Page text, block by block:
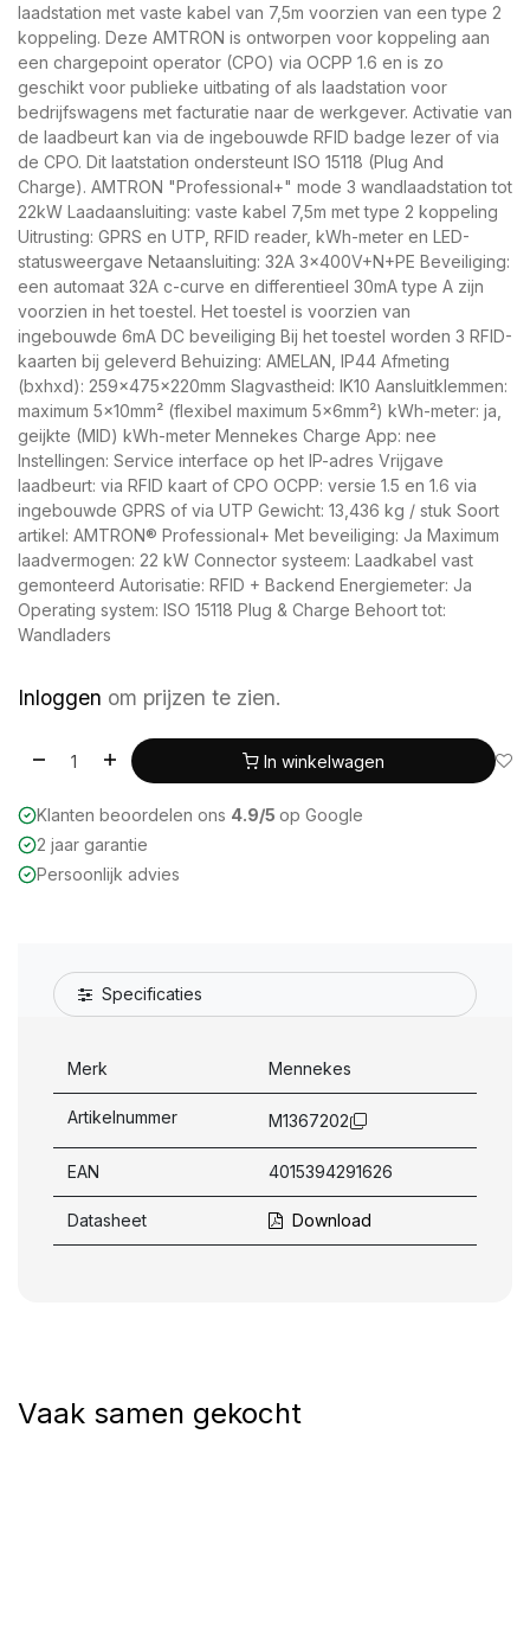
laadstation met vaste kabel van 7,5m voorzien van een type 2
koppeling. Deze AMTRON is ontworpen voor koppeling aan
een chargepoint operator (CPO) via OCPP 1.6 en is zo
geschikt voor publieke uitbating of als laadstation voor
bedrijfswagens met facturatie naar de werkgever. Activatie van
de laadbeurt kan via de ingebouwde RFID badge lezer of via
de CPO. Dit laatstation ondersteunt ISO 15118 (Plug And
Charge). AMTRON "Professional+" mode 3 wandlaadstation tot
22kW Laadaansluiting: vaste kabel 7,5m met type 2 koppeling
Uitrusting: GPRS en UTP, RFID reader, kWh-meter en LED-
statusweergave Netaansluiting: 32A 3x400V+N+PE Beveiliging:
een automaat 32A c-curve en differentieel 30mA type A zijn
voorzien in het toestel. Het toestel is voorzien van
ingebouwde 6mA DC beveiliging Bij het toestel worden 3 RFID-
kaarten bij geleverd Behuizing: AMELAN, IP44 Afmeting
(bxhxd): 259x475x220mm Slagvastheid: IK10 Aansluitklemmen:
maximum 5x10mm² (flexibel maximum 5x6mm²) kWh-meter: ja,
geijkte (MID) kWh-meter Mennekes Charge App: nee
Instellingen: Service interface op het IP-adres Vrijgave
laadbeurt: via RFID kaart of CPO OCPP: versie 1.5 en 1.6 via
ingebouwde GPRS of via UTP Gewicht: 13,436 kg / stuk Soort
artikel: AMTRON® Professional+ Met beveiliging: Ja Maximum
laadvermogen: 22 kW Connector systeem: Laadkabel vast
gemonteerd Autorisatie: RFID + Backend Energiemeter: Ja
Operating system: ISO 15118 Plug & Charge Behoort tot:
Wandladers
Inloggen om prijzen te zien.
In winkelwagen
Klanten beoordelen ons 4.9/5 op Google
2 jaar garantie
Persoonlijk advies
Specificaties
Merk Mennekes
Artikelnummer M1367202
EAN 4015394291626
Datasheet Download
Vaak samen gekocht